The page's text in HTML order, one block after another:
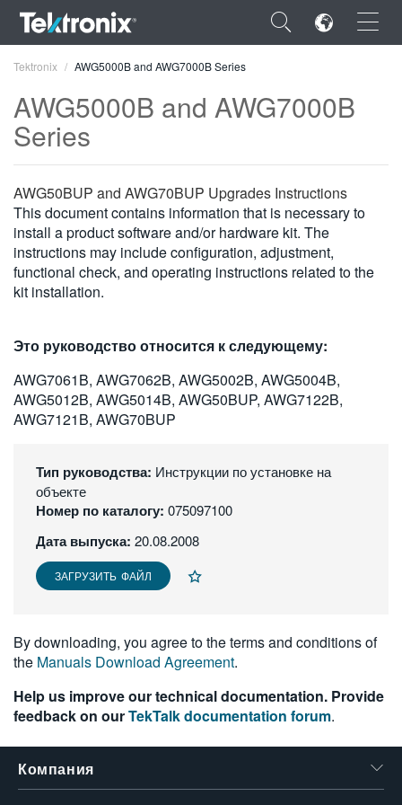
×
FRANÇAIS
DEUTSCH
VIỆT NAM
日本語
한국어
繁體中文
Tektronix AWG5000B and AWG7000B Series
AWG5000B and AWG7000B
Series
AWG50BUP and AWG70BUP Upgrades Instructions
This document contains information that is necessary to
install a product software and/or hardware kit. The
instructions may include configuration, adjustment,
functional check, and operating instructions related to the
kit installation.
Это руководство относится к следующему:
AWG7061B, AWG7062B, AWG5002B, AWG5004B,
AWG5012B, AWG5014B, AWG50BUP, AWG7122B,
AWG7121B, AWG70BUP
Тип руководства: Инструкции по установке на
объекте
Номер по каталогу: 075097100
Дата выпуска: 20.08.2008
ЗАГРУЗИТЬ ФАЙЛ
By downloading, you agree to the terms and conditions of
the Manuals Download Agreement.
Help us improve our technical documentation. Provide
feedback on ourTekTalk documentation forum.
Компания